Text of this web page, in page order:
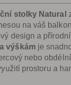
stolky Natural
na váš
design a
výškám je
nebo
prostoru a